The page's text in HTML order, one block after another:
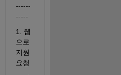
------
-----
1. 웹
으로
지원
요청